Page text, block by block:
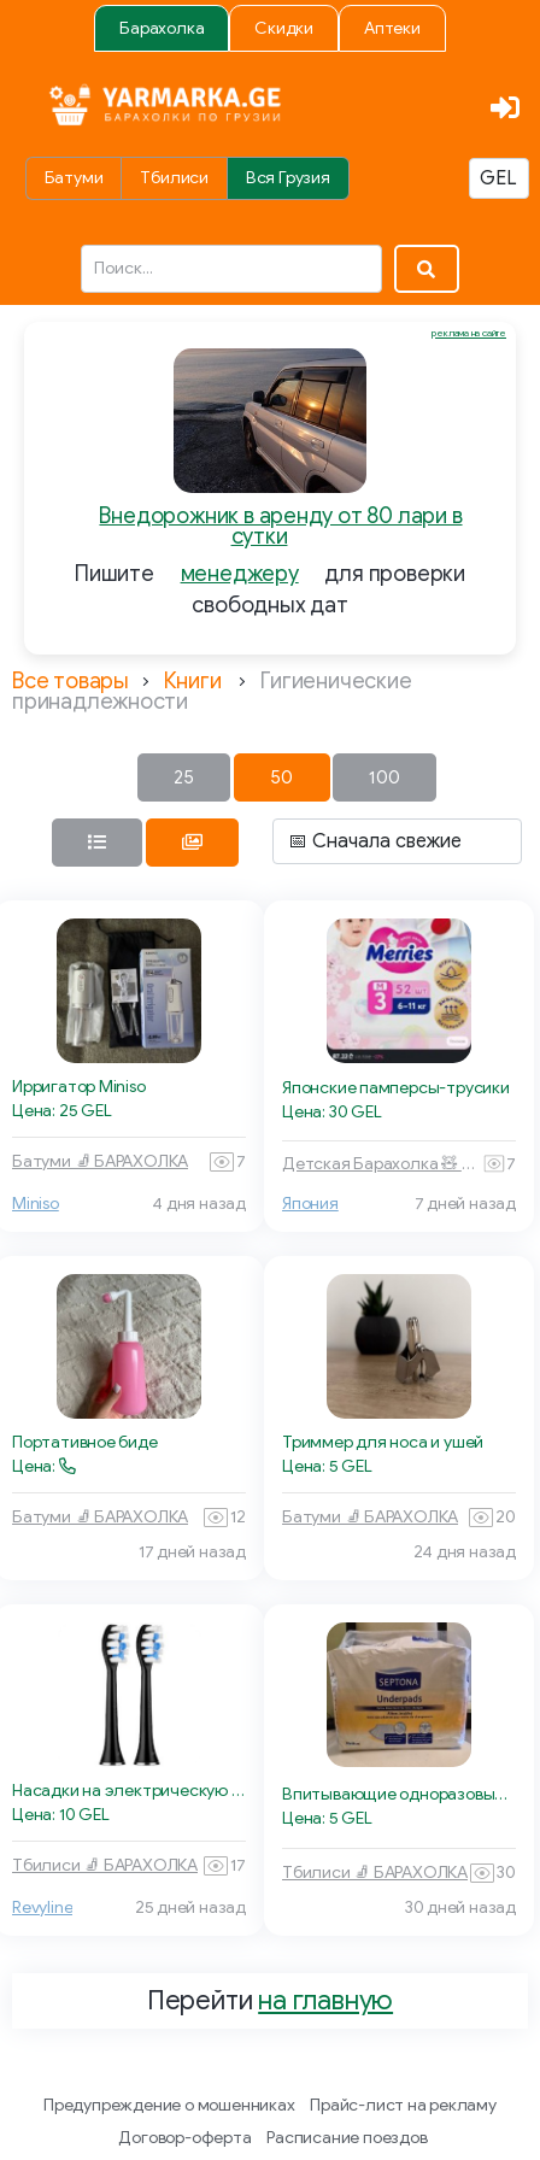
Барахолка Скидки Аптеки
Батуми Тбилиси Вся Грузия
Внедорожник в аренду от 80 лари в
сутки
Пишите
менеджеру
для проверки
свободных дат
реклама на сайте
Все товары Книги Гигиенические
принадлежности
25 50 100
Ирригатор Miniso
Цена: 25 GEL
Батуми 🧦 БАРАХОЛКА 7
Miniso 4 дня назад
Японские памперсы-трусики
Цена: 30 GEL
Детская Барахолка 🧸 Батуми
7
Япония
7 дней назад
Портативное биде
Цена:
Батуми 🧦 БАРАХОЛКА
12
17 дней назад
Триммер для носа и ушей
Цена: 5 GEL
Батуми 🧦 БАРАХОЛКА
20
24 дня назад
Насадки на электрическую щетку
Цена: 10 GEL
Тбилиси 🧦 БАРАХОЛКА 17
Revyline 25 дней назад
Впитывающие одноразовые пелёнки
Цена: 5 GEL
Тбилиси 🧦 БАРАХОЛКА
30
30 дней назад
Перейти на главную
Предупреждение о мошенниках
Прайс-лист на рекламу
Договор-оферта
Расписание поездов